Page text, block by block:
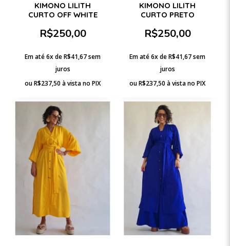
KIMONO LILITH
CURTO OFF WHITE
R$250,00
Em até 6x deR$41,67sem
juros
ouR$237,50 à vista no PIX
KIMONO LILITH
CURTO PRETO
R$250,00
Em até 6x deR$41,67sem
juros
ouR$237,50 à vista no PIX